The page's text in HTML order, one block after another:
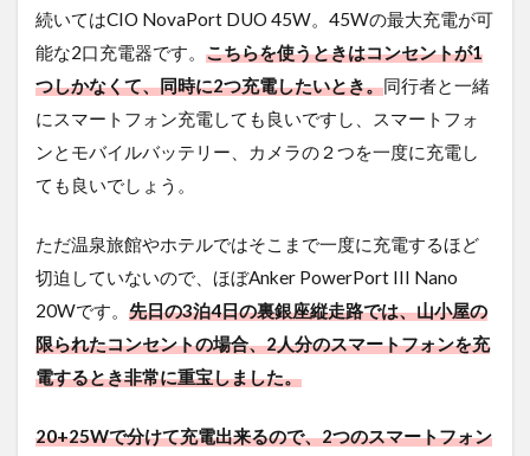
続いてはCIO NovaPort DUO 45W。45Wの最大充電が可
能な2口充電器です。 こちらを使うときはコンセントが1
つしかなくて、同時に2つ充電したいとき。同行者と一緒
にスマートフォン充電しても良いですし、スマートフォ
ンとモバイルバッテリー、カメラの２つを一度に充電し
ても良いでしょう。
ただ温泉旅館やホテルではそこまで一度に充電するほど
切迫していないので、ほぼAnker PowerPort III Nano
20Wです。 先日の3泊4日の裏銀座縦走路では、山小屋の
限られたコンセントの場合、2人分のスマートフォンを充
電するとき非常に重宝しました。
20+25Wで分けて充電出来るので、2つのスマートフォン